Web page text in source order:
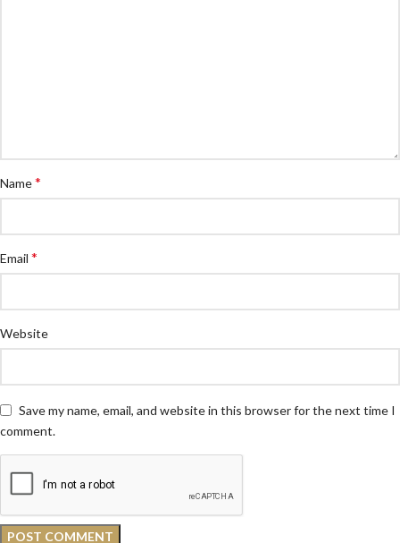
Name*
Email *
Website
Save my name, email, and website in this browser for the next time I
comment.